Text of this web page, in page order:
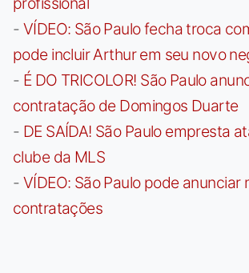
- VÍDEO: São Paulo fecha troca
pode incluir Arthur em seu novo
- É DO TRICOLOR! São Paulo
contratação de Domingos Duarte
- DE SAÍDA! São Paulo empresta
clube da MLS
- VÍDEO: São Paulo pode anunciar
contratações